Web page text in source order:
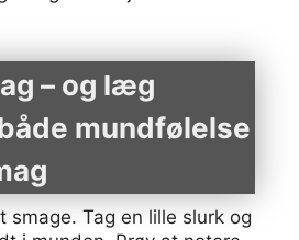
– og læg
mundfølelse
smage. Tag en lille slurk og